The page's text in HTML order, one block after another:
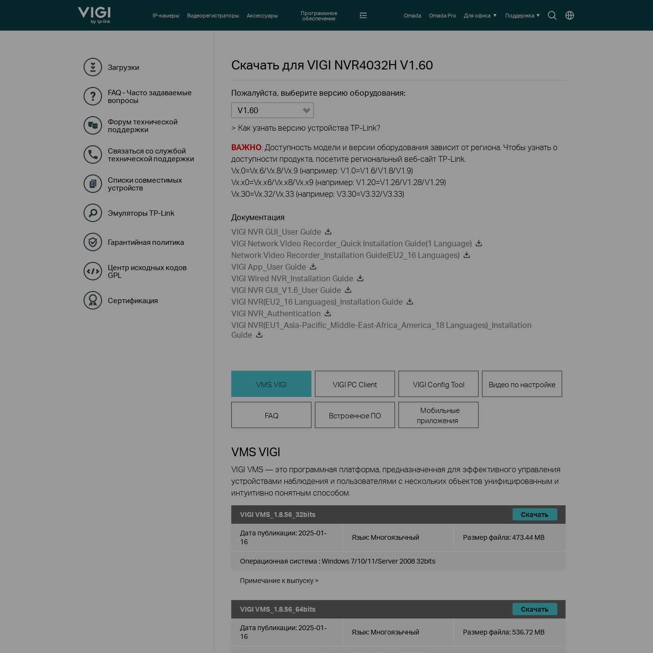
TP-Link, Reliably Smart
SearchВыберите
IP-камеры Видеорегистраторы Аксессуары Программное
обеспечение Omada Omada Pro Для офиса Поддержка
Загрузки
FAQ - Часто задаваемые
вопросы
Форум технической
поддержки
Связаться со службой
технической поддержки
Списки совместимых
устройств
Эмуляторы TP-Link
Гарантийная политика
Центр исходных кодов
GPL
Сертификация
Скачать для VIGI NVR4032H V1.60
Пожалуйста, выберите версию оборудования:
V1.60
> Как узнать версию устройства TP-Link?
ВАЖНО: Доступность модели и версии оборудования зависит от региона. Чтобы узнать о
доступности продукта, посетите региональный веб-сайт TP-Link.
Vx.0=Vx.6/Vx.8/Vx.9 (например: V1.0=V1.6/V1.8/V1.9)
Vx.x0=Vx.x6/Vx.x8/Vx.x9 (например: V1.20=V1.26/V1.28/V1.29)
Vx.30=Vx.32/Vx.33 (например: V3.30=V3.32/V3.33)
Документация
VIGI NVR GUI_User Guide
VIGI Network Video Recorder_Quick Installation Guide(1 Language)
Network Video Recorder_Installation Guide(EU2_16 Languages)
VIGI App_User Guide
VIGI Wired NVR_Installation Guide
VIGI NVR GUI_V1.6_User Guide
VIGI NVR(EU2_16 Languages)_Installation Guide
VIGI NVR_Authentication
VIGI NVR(EU1_Asia-Pacific_Middle-East-Africa_America_18 Languages)_Installation
Guide
VMS VIGI VIGI PC Client VIGI Config Tool Видео по настройке
FAQ Встроенное ПО
Мобильные
приложения
VMS VIGI
VIGI VMS — это программная платформа, предназначенная для эффективного управления
устройствами наблюдения и пользователями с нескольких объектов унифицированным и
интуитивно понятным способом.
VIGI VMS_1.8.56_32bits Скачать
Дата публикации: 2025-01-
16
Язык: Многоязычный Размер файла:473.44 MB
Операционная система : Windows 7/10/11/Server 2008 32bits
Примечание к выпуску >
VIGI VMS_1.8.56_64bits Скачать
Дата публикации: 2025-01-
16
Язык: Многоязычный Размер файла: 536.72 MB